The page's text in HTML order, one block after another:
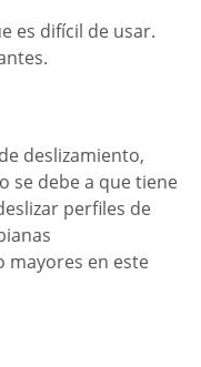
es difícil de usar.
deslizamiento,
se debe a que tiene
perfiles de
mayores en este